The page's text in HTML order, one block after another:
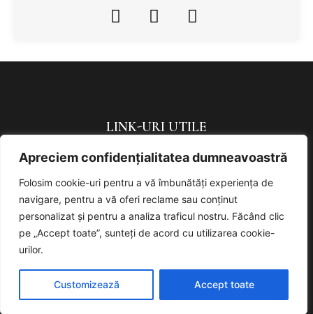
Apreciem confidențialitatea dumneavoastră
Folosim cookie-uri pentru a vă îmbunătăți experiența de
navigare, pentru a vă oferi reclame sau conținut
personalizat și pentru a analiza traficul nostru. Făcând clic
pe „Accept toate”, sunteți de acord cu utilizarea cookie-
urilor.
Customizează Accept toate
LINK-URI UTILE
Politica de confidențialitate
Politică de cookies
URMAREȘTE-NE
Designed and powered by The
Markers – agentie de marketing
online full service | © 2022 All rights reserved